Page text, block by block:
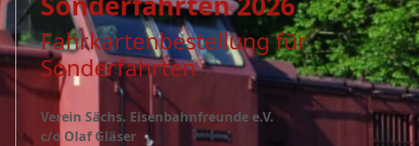
Fahrkartenbestellung für
Sonderfahrten
Verein Sächs. Eisenbahnfreunde e.V.
c/o Olaf Gläser